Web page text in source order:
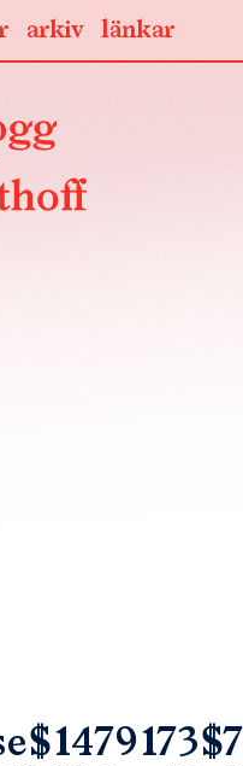
länkar
arkiv